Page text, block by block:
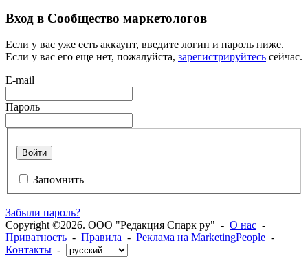
Вход в Сообщество маркетологов
Если у вас уже есть аккаунт, введите логин и пароль ниже.
Если у вас его еще нет, пожалуйста, зарегистрируйтесь сейчас.
E-mail
Пароль
Войти
Запомнить
Забыли пароль?
Copyright ©2026. ООО "Редакция Спарк ру" - О нас -
Приватность - Правила - Реклама на MarketingPeople -
Контакты -